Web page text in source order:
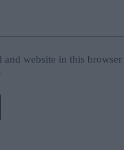
and website in this